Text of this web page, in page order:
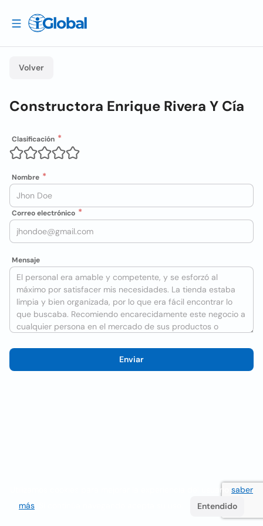
Volver
Constructora Enrique Rivera Y Cía
Clasificación
Nombre
Correo electrónico
Mensaje
Enviar
Utilizamos cookies para mejorar la experiencia del usuario saber
más
Entendido